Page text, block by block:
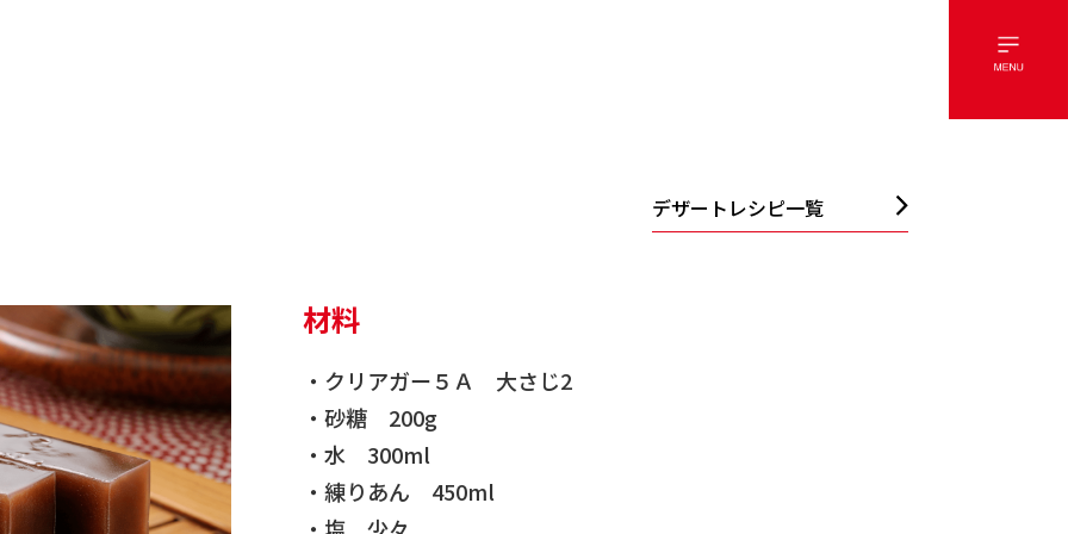
デザートレシピ一覧
材料
・クリアガー５Ａ 大さじ2
・砂糖 200g
・水 300ml
・練りあん 450ml